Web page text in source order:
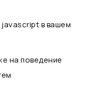
в вашем
на поведение